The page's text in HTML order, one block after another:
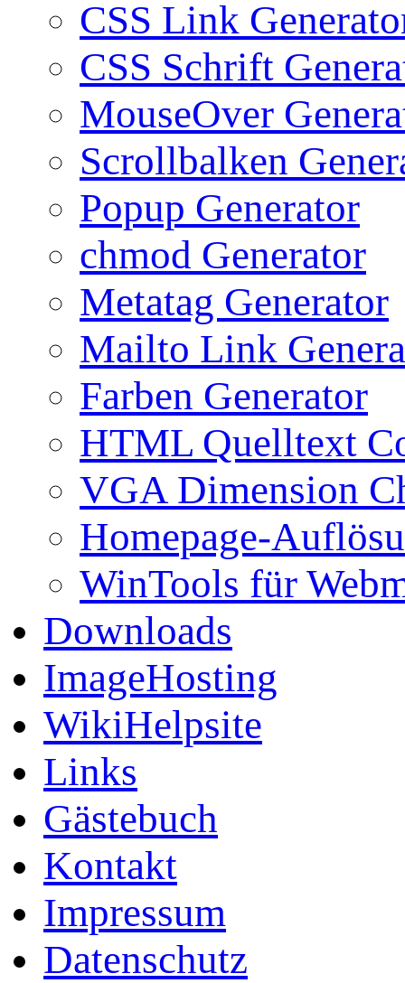
CSS Link
CSS Schrift
MouseOver
Scrollbalken
Popup Generator
chmod Generator
Metatag Generator
Mailto Link
Farben Generator
HTML Quelltext
VGA Dimension
Homepage-
WinTools für
Downloads
ImageHosting
WikiHelpsite
Links
Gästebuch
Kontakt
Impressum
Datenschutz